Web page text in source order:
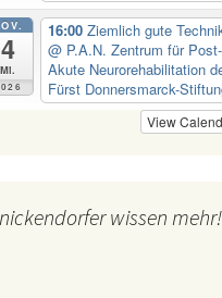
4
Mi.
16:00 Ziemlich gute
@ P.A.N. Zentrum für Post-
Akute Neurorehabilitation
Fürst Donnersmarck-
View
wissen mehr!